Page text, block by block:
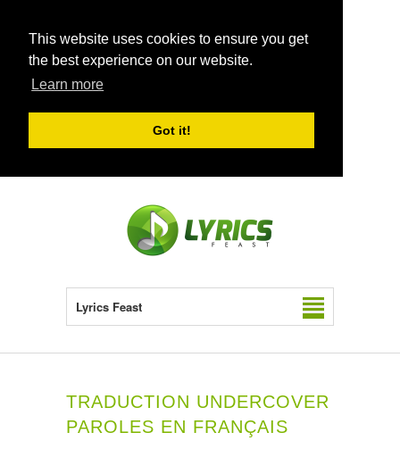
This website uses cookies to ensure you get
the best experience on our website.
Learn more
Got it!
Lyrics Feast
TRADUCTION UNDERCOVER
PAROLES EN FRANÇAIS